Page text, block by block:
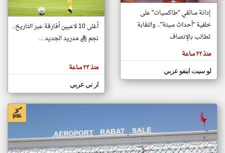
تغيير الدولة
اخبار المغرب على مدار الساعة
أهم اخبار المغرب العاجلة والمباشرة
المقالات
الموجوده
هنا عن
وجهة
نظر
كاتبيها.
إدانة سائقي "طاكسيات" على
خلفية "أحداث سبتة".. والنقابة
تطالب بالإنصاف
منذ ٢٢ ساعة
لو سيت اينفو عربي
أغلى 10 لاعبين أفارقة عبر التاريخ..
نجم ريال مدريد الجديد ...
منذ ٢٣ ساعة
ار تي عربي
klyoum.com